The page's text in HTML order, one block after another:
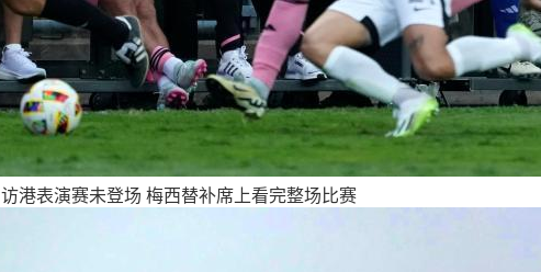
访港表演赛未登场 梅西替补席上看完整场比赛